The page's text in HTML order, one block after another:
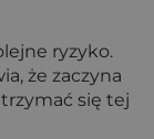
ryzyko.
że zaczyna
się tej